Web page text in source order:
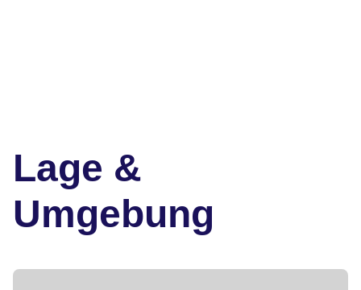
Lage &
Umgebung